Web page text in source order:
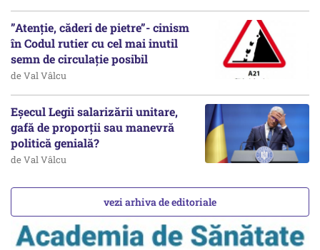
”Atenție, căderi de pietre”- cinism
în Codul rutier cu cel mai inutil
semn de circulație posibil
de Val Vâlcu
Eșecul Legii salarizării unitare,
gafă de proporții sau manevră
politică genială?
de Val Vâlcu
vezi arhiva de editoriale